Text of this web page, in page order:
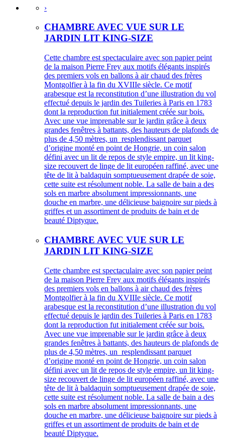
›
CHAMBRE AVEC VUE SUR LE
JARDIN LIT KING-SIZE
Cette chambre est spectaculaire avec son papier peint
de la maison Pierre Frey aux motifs élégants inspirés
des premiers vols en ballons à air chaud des frères
Montgolfier à la fin du XVIIIe siècle. Ce motif
arabesque est la reconstitution d’une illustration du vol
effectué depuis le jardin des Tuileries à Paris en 1783
dont la reproduction fut initialement créée sur bois.
Avec une vue imprenable sur le jardin grâce à deux
grandes fenêtres à battants, des hauteurs de plafonds de
plus de 4,50 mètres, un resplendissant parquet
d’origine monté en point de Hongrie, un coin salon
défini avec un lit de repos de style empire, un lit king-
size recouvert de linge de lit européen raffiné, avec une
tête de lit à baldaquin somptueusement drapée de soie,
cette suite est résolument noble. La salle de bain a des
sols en marbre absolument impressionnants, une
douche en marbre, une délicieuse baignoire sur pieds à
griffes et un assortiment de produits de bain et de
beauté Diptyque.
CHAMBRE AVEC VUE SUR LE
JARDIN LIT KING-SIZE
Cette chambre est spectaculaire avec son papier peint
de la maison Pierre Frey aux motifs élégants inspirés
des premiers vols en ballons à air chaud des frères
Montgolfier à la fin du XVIIIe siècle. Ce motif
arabesque est la reconstitution d’une illustration du vol
effectué depuis le jardin des Tuileries à Paris en 1783
dont la reproduction fut initialement créée sur bois.
Avec une vue imprenable sur le jardin grâce à deux
grandes fenêtres à battants, des hauteurs de plafonds de
plus de 4,50 mètres, un resplendissant parquet
d’origine monté en point de Hongrie, un coin salon
défini avec un lit de repos de style empire, un lit king-
size recouvert de linge de lit européen raffiné, avec une
tête de lit à baldaquin somptueusement drapée de soie,
cette suite est résolument noble. La salle de bain a des
sols en marbre absolument impressionnants, une
douche en marbre, une délicieuse baignoire sur pieds à
griffes et un assortiment de produits de bain et de
beauté Diptyque.